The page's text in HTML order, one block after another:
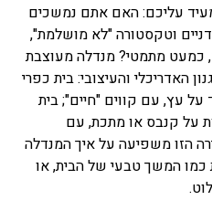
עליכם: האם אתם נמשכים
וטקסטורה "לא מושלמת",
כמעט מתמטי? מנדלה מעוצבת
האדריכלי והעיצובי: בית כפרי
על עץ, עם קווים "חיים"; בית
על קנבס או מתכת, עם
הזו משפיעה על איך המנדלה
המשך טבעי של הבית, או